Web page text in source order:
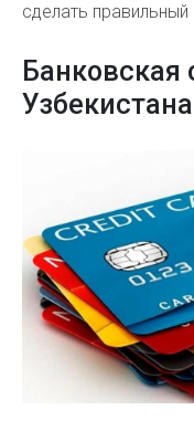
сделать
Банковская